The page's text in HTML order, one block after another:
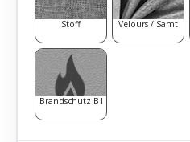
Stoff Velours / Samt
Brandschutz B1